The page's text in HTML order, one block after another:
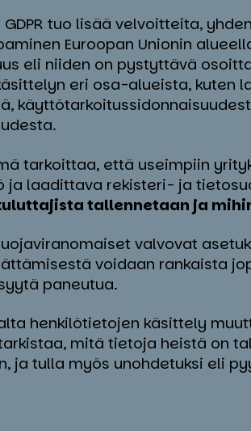
tuo lisää velvoitteita,
Euroopan Unionin
eli niiden on pystyttävä
eri osa-alueista, kuten
tarkoittaa, että useimpiin
ja laadittava rekisteri- ja
tallennetaan ja
valvovat
voidaan rankaista
paneutua.
henkilötietojen käsittely
mitä tietoja heistä on
ja tulla myös unohdetuksi eli